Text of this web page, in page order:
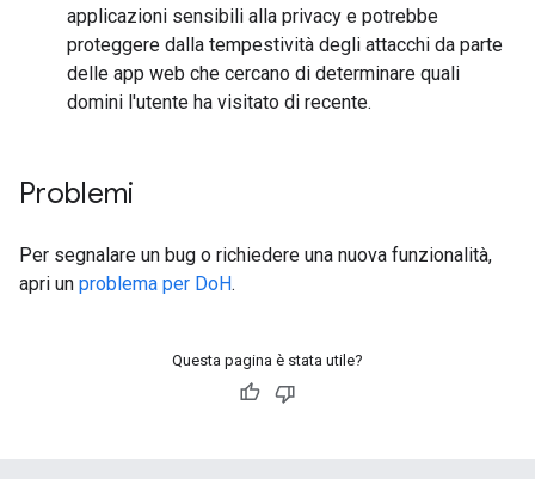
applicazioni sensibili alla privacy e potrebbe
proteggere dalla tempestività degli attacchi da parte
delle app web che cercano di determinare quali
domini l'utente ha visitato di recente.
Problemi
Per segnalare un bug o richiedere una nuova funzionalità,
apri un problema per DoH.
Questa pagina è stata utile?